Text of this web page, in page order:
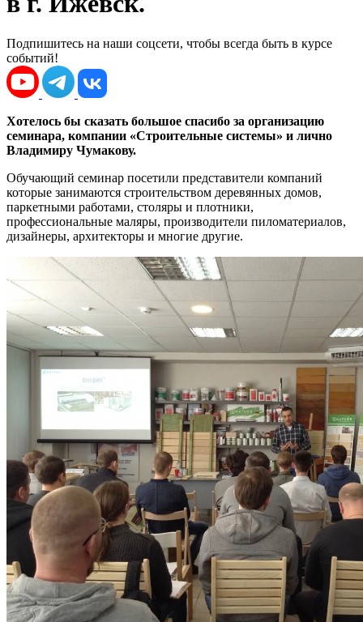
Подпишитесь на наши соцсети, чтобы всегда быть в курсе
событий!
Хотелось бы сказать большое спасибо за организацию
семинара, компании «Строительные системы» и лично
Владимиру Чумакову.
Обучающий семинар посетили представители компаний
которые занимаются строительством деревянных домов,
паркетными работами, столяры и плотники,
профессиональные маляры, производители пиломатериалов,
дизайнеры, архитекторы и многие другие.